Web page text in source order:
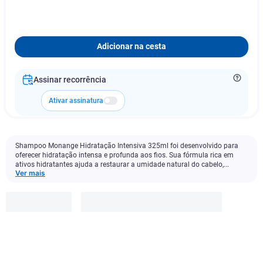
Adicionar na cesta
Assinar recorrência
Ativar assinatura
Shampoo Monange Hidratação Intensiva 325ml foi desenvolvido para
oferecer hidratação intensa e profunda aos fios. Sua fórmula rica em
ativos hidratantes ajuda a restaurar a umidade natural do cabelo,...
Ver mais